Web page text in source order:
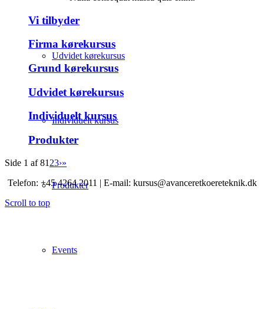
Udvidet kørekursus
Individuelt kursus
Produkter
Events
Vi tilbyder
Firma kørekursus
Grund kørekursus
Udvidet kørekursus
Individuelt kursus
Produkter
Side 1 af 81 23›»
Telefon: +45 4264 2011 | E-mail: kursus@avanceretkoereteknik.dk
Scroll to top